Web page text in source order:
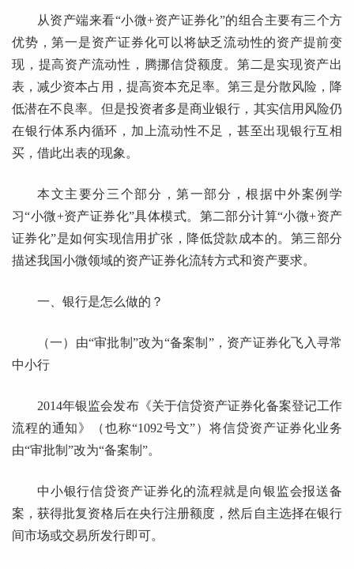
从资产端来看“小微+资产证券化”的组合主要有三个方
优势，第一是资产证券化可以将缺乏流动性的资产提前变
现，提高资产流动性，腾挪信贷额度。第二是实现资产出
表，减少资本占用，提高资本充足率。第三是分散风险，降
低潜在不良率。但是投资者多是商业银行，其实信用风险仍
在银行体系内循环，加上流动性不足，甚至出现银行互相
买，借此出表的现象。
本文主要分三个部分，第一部分，根据中外案例学
习“小微+资产证券化”具体模式。第二部分计算“小微+资产
证券化”是如何实现信用扩张，降低贷款成本的。第三部分
描述我国小微领域的资产证券化流转方式和资产要求。
一、银行是怎么做的？
（一）由“审批制”改为“备案制”，资产证券化飞入寻常
中小行
2014年银监会发布《关于信贷资产证券化备案登记工作
流程的通知》（也称“1092号文”）将信贷资产证券化业务
由“审批制”改为“备案制”。
中小银行信贷资产证券化的流程就是向银监会报送备
案，获得批复资格后在央行注册额度，然后自主选择在银行
间市场或交易所发行即可。